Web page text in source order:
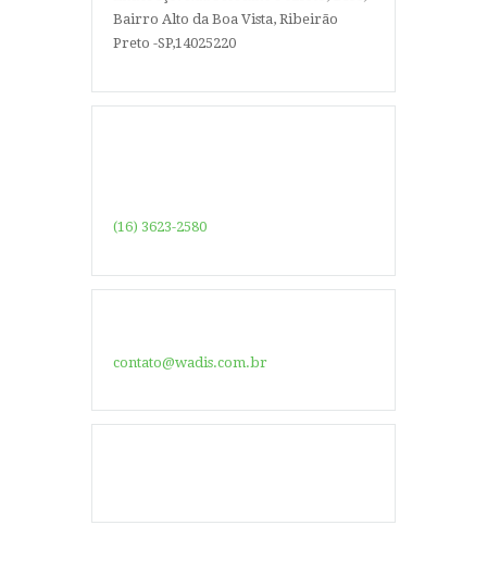
Bairro Alto da Boa Vista, Ribeirão
Preto -SP,14025220
(16) 3623-2580
contato@wadis.com.br